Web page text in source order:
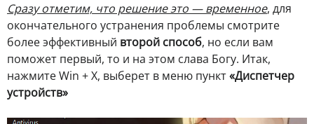
Сразу отметим, что решение это — временное, для
окончательного устранения проблемы смотрите
более эффективный второй способ, но если вам
поможет первый, то и на этом слава Богу. Итак,
нажмите Win + X, выберет в меню пункт«Диспетчер
устройств»